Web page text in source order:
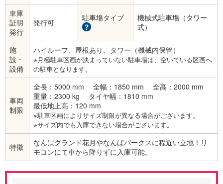
車庫
証明
発行
発行可 駐車場タイプ
機械式駐車場（タワー
式）
施
設・
設備
ハイルーフ、屋根あり、タワー（機械内保管）
※月極駐車区画が決まっていない駐車場は、空いている区画へ
の駐車となります。
車両
制限
全長：5000 mm 全幅：1850 mm
全高：2000 mm
重量：2300 kg
タイヤ幅：1810 mm
最低地上高：120 mm
※駐車区画によりサイズ制限が異なる場合がございます。
※サイズ内でも入庫できない場合がございます。
特徴
なんばグランド花月やなんばパークスに程近い立地！リ
モコンにて車から降りずに入庫可能。